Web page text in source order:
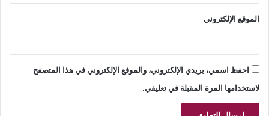
الموقع الإلكتروني
احفظ اسمي، بريدي الإلكتروني، والموقع الإلكتروني في هذا المتصفح
لاستخدامها المرة المقبلة في تعليقي.